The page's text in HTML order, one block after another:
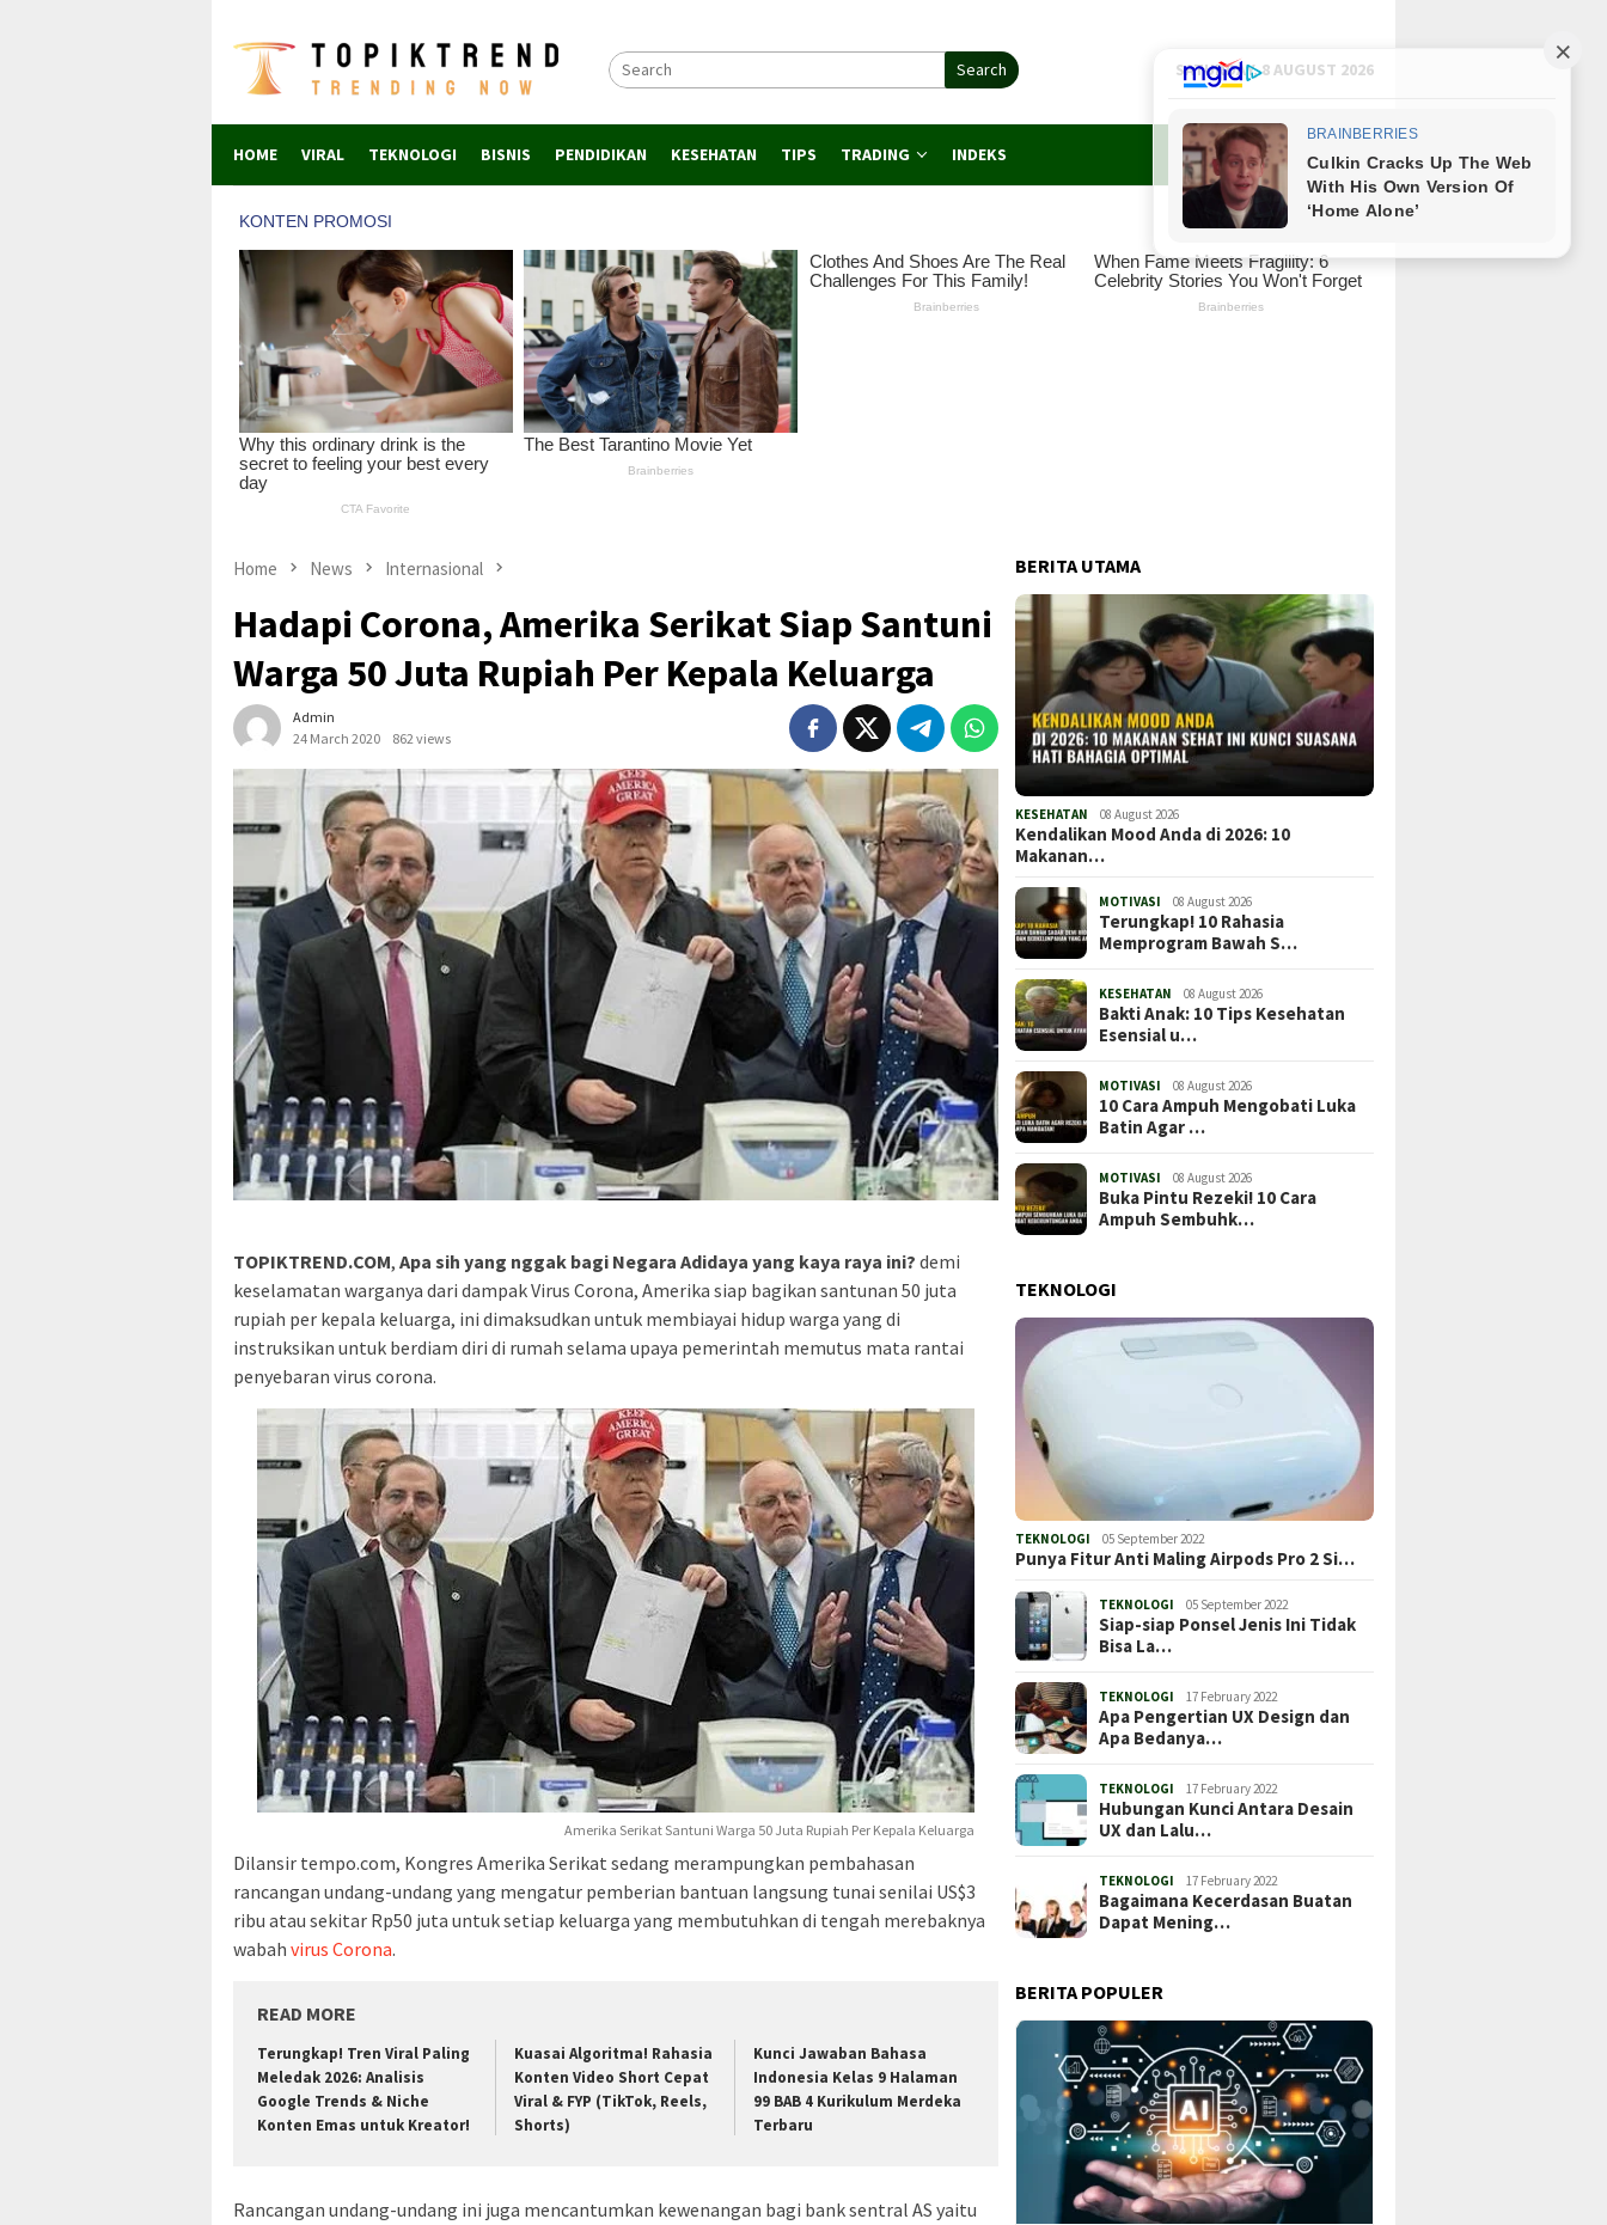
content
Search SATURDAY, 8 AUGUST 2026
HOME VIRAL TEKNOLOGI BISNIS PENDIDIKAN KESEHATAN TIPS TRADING INDEKS
Home News Internasional
Hadapi Corona, Amerika Serikat Siap Santuni
Warga 50 Juta Rupiah Per Kepala Keluarga
Admin
24 March 2020
862 views
TOPIKTREND.COM, Apa sih yang nggak bagi Negara Adidaya yang kaya raya ini? demi
keselamatan warganya dari dampak Virus Corona, Amerika siap bagikan santunan 50 juta
rupiah per kepala keluarga, ini dimaksudkan untuk membiayai hidup warga yang di
instruksikan untuk berdiam diri di rumah selama upaya pemerintah memutus mata rantai
penyebaran virus corona.
Amerika Serikat Santuni Warga 50 Juta Rupiah Per Kepala Keluarga
Dilansir tempo.com, Kongres Amerika Serikat sedang merampungkan pembahasan
rancangan undang-undang yang mengatur pemberian bantuan langsung tunai senilai US$3
ribu atau sekitar Rp50 juta untuk setiap keluarga yang membutuhkan di tengah merebaknya
wabah virus Corona.
READ MORE
Terungkap! Tren Viral Paling
Meledak 2026: Analisis
Google Trends & Niche
Konten Emas untuk Kreator!
Kuasai Algoritma! Rahasia
Konten Video Short Cepat
Viral & FYP (TikTok, Reels,
Shorts)
Kunci Jawaban Bahasa
Indonesia Kelas 9 Halaman
99 BAB 4 Kurikulum Merdeka
Terbaru
Rancangan undang-undang ini juga mencantumkan kewenangan bagi bank sentral AS yaitu
BERITA UTAMA
KESEHATAN 08 August 2026
Kendalikan Mood Anda di 2026: 10
Makanan…
MOTIVASI 08 August 2026
Terungkap! 10 Rahasia
Memprogram Bawah S…
KESEHATAN 08 August 2026
Bakti Anak: 10 Tips Kesehatan
Esensial u…
MOTIVASI 08 August 2026
10 Cara Ampuh Mengobati Luka
Batin Agar …
MOTIVASI 08 August 2026
Buka Pintu Rezeki! 10 Cara
Ampuh Sembuhk…
TEKNOLOGI
TEKNOLOGI 05 September 2022
Punya Fitur Anti Maling Airpods Pro 2 Si…
TEKNOLOGI 05 September 2022
Siap-siap Ponsel Jenis Ini Tidak
Bisa La…
TEKNOLOGI 17 February 2022
Apa Pengertian UX Design dan
Apa Bedanya…
TEKNOLOGI 17 February 2022
Hubungan Kunci Antara Desain
UX dan Lalu…
TEKNOLOGI 17 February 2022
Bagaimana Kecerdasan Buatan
Dapat Mening…
BERITA POPULER